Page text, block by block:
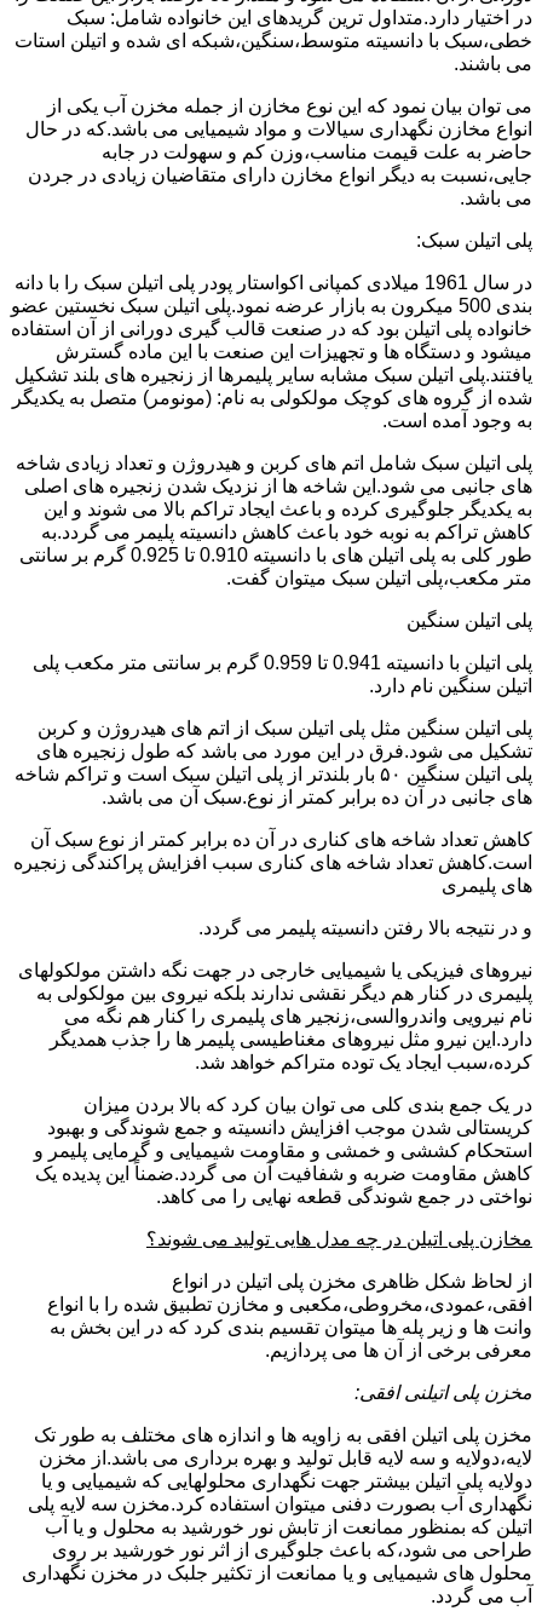
در اختیار دارد.متداول ترین گریدهای این خانواده شامل: سبک
خطی،سبک با دانسیته متوسط،سنگین،شبکه ای شده و اتیلن استات
می باشند.
می توان بیان نمود که این نوع مخازن از جمله مخزن آب یکی از
انواع مخازن نگهداری سیالات و مواد شیمیایی می باشد.که در حال
حاضر به علت قیمت مناسب،وزن کم و سهولت در جابه
جایی،نسبت به دیگر انواع مخازن دارای متقاضیان زیادی در جردن
می باشد.
پلی اتیلن سبک:
در سال 1961 میلادی کمپانی اکواستار پودر پلی اتیلن سبک را با دانه
بندی 500 میکرون به بازار عرضه نمود.پلی اتیلن سبک نخستین عضو
خانواده پلی اتیلن بود که در صنعت قالب گیری دورانی از آن استفاده
میشود و دستگاه ها و تجهیزات این صنعت با این ماده گسترش
یافتند.پلی اتیلن سبک مشابه سایر پلیمرها از زنجیره های بلند تشکیل
شده از گروه های کوچک مولکولی به نام: (مونومر) متصل به یکدیگر
به وجود آمده است.
پلی اتیلن سبک شامل اتم های کربن و هیدروژن و تعداد زیادی شاخه
های جانبی می شود.این شاخه ها از نزدیک شدن زنجیره های اصلی
به یکدیگر جلوگیری کرده و باعث ایجاد تراکم بالا می شوند و این
کاهش تراکم به نوبه خود باعث کاهش دانسیته پلیمر می گردد.به
طور کلی به پلی اتیلن های با دانسیته 0.910 تا 0.925 گرم بر سانتی
متر مکعب،پلی اتیلن سبک میتوان گفت.
پلی اتیلن سنگین
پلی اتیلن با دانسیته 0.941 تا 0.959 گرم بر سانتی متر مکعب پلی
اتیلن سنگین نام دارد.
پلی اتیلن سنگین مثل پلی اتیلن سبک از اتم های هیدروژن و کربن
تشکیل می شود.فرق در این مورد می باشد که طول زنجیره های
پلی اتیلن سنگین ۵۰ بار بلندتر از پلی اتیلن سبک است و تراکم شاخه
های جانبی در آن ده برابر کمتر از نوع.سبک آن می باشد.
کاهش تعداد شاخه های کناری در آن ده برابر کمتر از نوع سبک آن
است.کاهش تعداد شاخه های کناری سبب افزایش پراکندگی زنجیره
های پلیمری
و در نتیجه بالا رفتن دانسیته پلیمر می گردد.
نیروهای فیزیکی یا شیمیایی خارجی در جهت نگه داشتن مولکولهای
پلیمری در کنار هم دیگر نقشی ندارند بلکه نیروی بین مولکولی به
نام نیرویی واندروالسی،زنجیر های پلیمری را کنار هم نگه می
دارد.این نیرو مثل نیروهای مغناطیسی پلیمر ها را جذب همدیگر
کرده،سبب ایجاد یک توده متراکم خواهد شد.
در یک جمع بندی کلی می توان بیان کرد که بالا بردن میزان
کریستالی شدن موجب افزایش دانسیته و جمع شوندگی و بهبود
استحکام کششی و خمشی و مقاومت شیمیایی و گرمایی پلیمر و
کاهش مقاومت ضربه و شفافیت آن می گردد.ضمناً این پدیده یک
نواختی در جمع شوندگی قطعه نهایی را می کاهد.
مخازن پلی اتیلن در چه مدل هایی تولید می شوند؟
از لحاظ شکل ظاهری مخزن پلی اتیلن در انواع
افقی،عمودی،مخروطی،مکعبی و مخازن تطبیق شده را با انواع
وانت ها و زیر پله ها میتوان تقسیم بندی کرد که در این بخش به
معرفی برخی از آن ها می پردازیم.
مخزن پلی اتیلنی افقی:
مخزن پلی اتیلن افقی به زاویه ها و اندازه های مختلف به طور تک
لایه،دولایه و سه لایه قابل تولید و بهره برداری می باشد.از مخزن
دولایه پلی اتیلن بیشتر جهت نگهداری محلولهایی که شیمیایی و یا
نگهداری آب بصورت دفنی میتوان استفاده کرد.مخزن سه لایه پلی
اتیلن که بمنظور ممانعت از تابش نور خورشید به محلول و یا آب
طراحی می شود،که باعث جلوگیری از اثر نور خورشید بر روی
محلول های شیمیایی و یا ممانعت از تکثیر جلبک در مخزن نگهداری
آب می گردد.